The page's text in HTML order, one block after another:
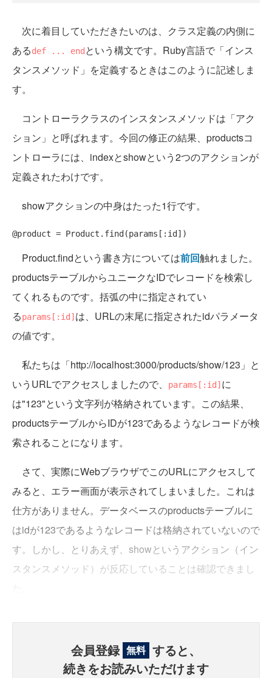
次に着目していただきたいのは、クラス定義の内側に
あるdef ... end という構文です。Ruby言語で「インス
タンスメソッド」を定義するときはこのように記述しま
す。
コントローラクラスのインスタンスメソッドは「アク
ション」と呼ばれます。今回の修正の結果、productsコ
ントローラには、indexとshowという2つのアクションが
定義されたわけです。
showアクションの中身はたった1行です。
Product.findという書き方については前回触れました。
productsテーブルからユニークなIDでレコードを検索し
てくれるものです。括弧の中に指定されてい
るparams[:id] は、URLの末尾に指定されたidパラメータ
の値です。
私たちは「http://localhost:3000/products/show/123」と
いうURLでアクセスしましたので、
params[:id] に
は"123"という文字列が格納されています。この結果、
productsテーブルからIDが123であるようなレコードが検
索されることになります。
さて、実際にWebブラウザでこのURLにアクセスして
みると、エラー画面が表示されてしまいました。これは
仕方がありません。データベースのproductsテーブルに
はidが123であるようなレコードは格納されていないので
す。しかし、とりあえず、showというアクション（イン
スタンスメソッド）が反応していることは確認できまし
会員登録 無料 すると、
続きをお読みいただけます